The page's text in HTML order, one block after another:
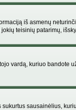
iš asmenų
teisinių patarimų,
vardą, kuriuo
sausainėlius,